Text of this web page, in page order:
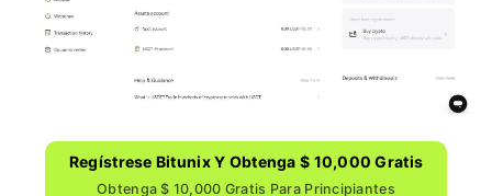
Regístrese Bitunix Y Obtenga $ 10,000 Gratis
Obtenga $ 10,000 Gratis Para Principiantes